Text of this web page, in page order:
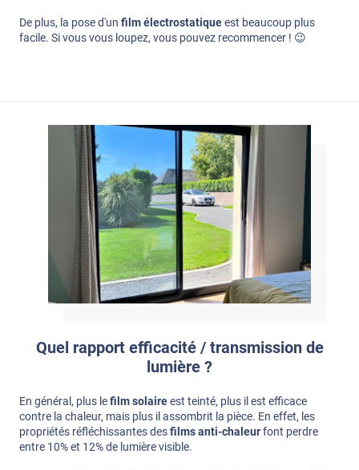
De plus, la pose d'un film électrostatiqueest beaucoup plus
facile. Si vous vous loupez, vous pouvez recommencer ! 😉
Quel rapport efficacité / transmission de
lumière ?
En général, plus lefilm solaireest teinté, plus il est efficace
contre la chaleur, mais plus il assombrit la pièce. En effet, les
propriétés réfléchissantes desfilms anti-chaleurfont perdre
entre 10% et 12% de lumière visible.